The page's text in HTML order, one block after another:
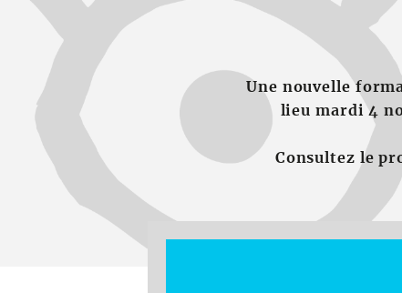
Une nouvelle
lieu mardi 4
Consultez le